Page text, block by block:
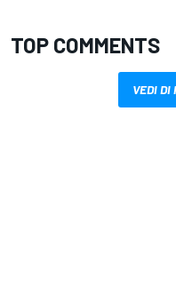
TOP COMMENTS
VEDI DI